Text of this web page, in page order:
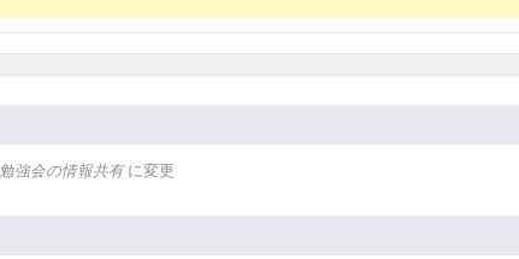
強会の情報共有に変更